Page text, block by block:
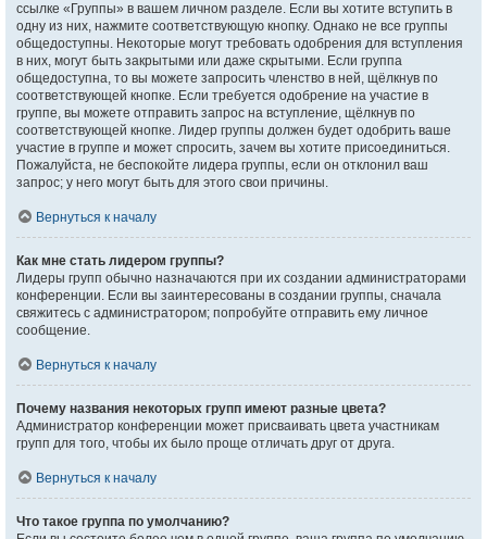
ссылке «Группы» в вашем личном разделе. Если вы хотите вступить в
одну из них, нажмите соответствующую кнопку. Однако не все группы
общедоступны. Некоторые могут требовать одобрения для вступления
в них, могут быть закрытыми или даже скрытыми. Если группа
общедоступна, то вы можете запросить членство в ней, щёлкнув по
соответствующей кнопке. Если требуется одобрение на участие в
группе, вы можете отправить запрос на вступление, щёлкнув по
соответствующей кнопке. Лидер группы должен будет одобрить ваше
участие в группе и может спросить, зачем вы хотите присоединиться.
Пожалуйста, не беспокойте лидера группы, если он отклонил ваш
запрос; у него могут быть для этого свои причины.
Вернуться к началу
Как мне стать лидером группы?
Лидеры групп обычно назначаются при их создании администраторами
конференции. Если вы заинтересованы в создании группы, сначала
свяжитесь с администратором; попробуйте отправить ему личное
сообщение.
Вернуться к началу
Почему названия некоторых групп имеют разные цвета?
Администратор конференции может присваивать цвета участникам
групп для того, чтобы их было проще отличать друг от друга.
Вернуться к началу
Что такое группа по умолчанию?